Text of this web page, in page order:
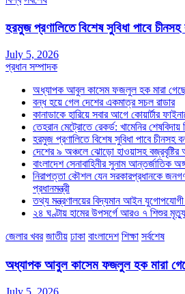
হরমুজ প্রণালিতে বিশেষ সুবিধা পাবে
July 5, 2026
প্রধান সম্পাদক
অধ্যাপক আবুল কাসেম ফজলুল হক মারা
বন্ধ হয়ে গেল দেশের একমাত্র সচল রাডার
কানাডাকে হারিয়ে সবার আগে কোয়ার্টার
তেহরান মেট্রোতে রেকর্ড: খামেনির শেষবিদায়
হরমুজ প্রণালিতে বিশেষ সুবিধা পাবে চীনসহ
দেশের ৯ অঞ্চলে ঝোড়ো হাওয়াসহ
বাংলাদেশ সেনাবাহিনীর সুনাম আন্তর্জাতিক
নিরাপত্তা কৌশল যেন সরকারপ্রধানকে
প্রধানমন্ত্রী
তথ্য মন্ত্রণালয়ের বিদ্যমান আইন যুগোপযোগী
২৪ ঘণ্টায় হামের উপসর্গে আরও ৭ শিশুর মৃত্যু
জেলার খবর জাতীয় ঢাকা বাংলাদেশ শিক্ষা সর্বশেষ
অধ্যাপক আবুল কাসেম ফজলুল হক মারা
July 5, 2026